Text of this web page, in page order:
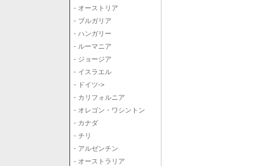
- オーストリア
- ブルガリア
- ハンガリー
- ルーマニア
- ジョージア
- イスラエル
- ドイツ->
- カリフォルニア
- オレゴン・ワシントン
- カナダ
- チリ
- アルゼンチン
- オーストラリア